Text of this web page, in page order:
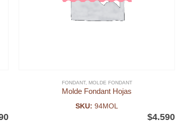
FONDANT, MOLDE FONDANT
Molde Fondant Hojas
SKU: 94MOL
$4.590